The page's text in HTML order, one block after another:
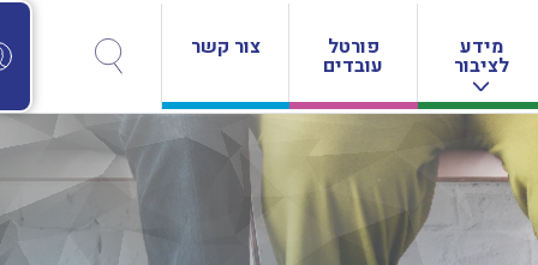
מידע
לציבור
פורטל
עובדים
צור קשר